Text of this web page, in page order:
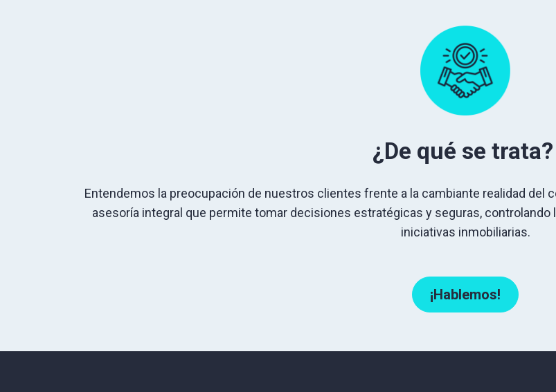
¿De qué se trata?
Entendemos la preocupación de nuestros clientes frente a la cambiante realidad
asesoría integral que permite tomar decisiones estratégicas y seguras,
iniciativas inmobiliarias.
¡Hablemos!